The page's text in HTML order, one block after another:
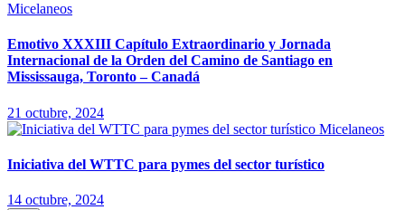
Micelaneos
Emotivo XXXIII Capítulo Extraordinario y Jornada
Internacional de la Orden del Camino de Santiago en
Mississauga, Toronto – Canadá
21 octubre, 2024
Micelaneos
Iniciativa del WTTC para pymes del sector turístico
14 octubre, 2024